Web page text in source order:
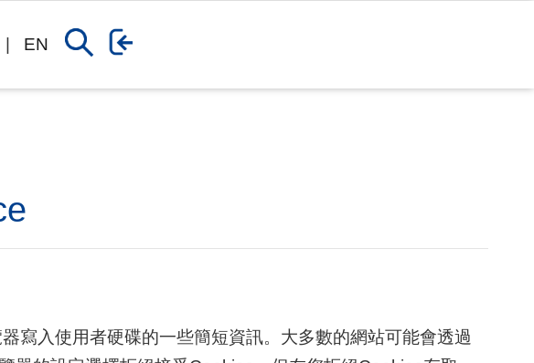
EN
寫入使用者硬碟的一些簡短資訊。大多數的網站可能會透過